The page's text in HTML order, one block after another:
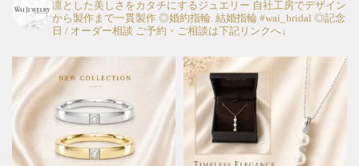
凛とした美しさをカタチにするジュエリー 自社工房でデザイン
から製作まで一貫製作 ◎婚約指輪. 結婚指輪 #wai_bridal ◎記念
日 / オーダー相談 ご予約・ご相談は下記リンクへ↓